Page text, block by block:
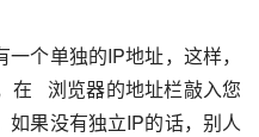
个单独的IP地址，这样，
在   浏览器的地址栏敲入您
如果没有独立IP的话，别人